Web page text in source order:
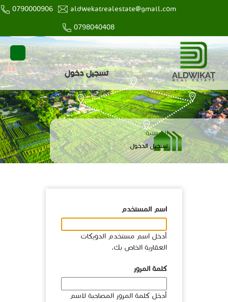
aldwekatrealestate@gmail.com
0790000906
0798040408
main
menu
user
login
تسجيل دخول
مسار
التنقل
الرئيسية
تسجيل الدخول
اسم المستخدم
أدخل اسم مستخدم الدويكات
العقارية الخاص بك.
كلمة المرور
أدخل كلمة المرور المصاحبة لاسم